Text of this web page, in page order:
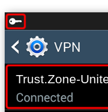
Trust.Zone-